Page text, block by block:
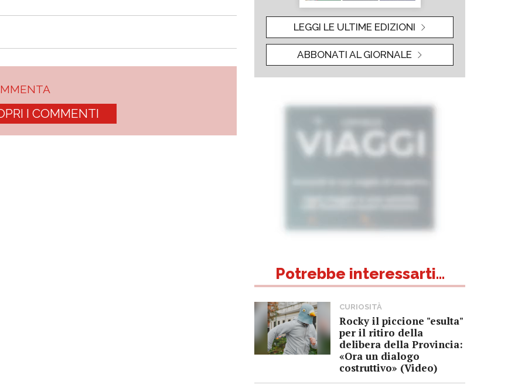
I COMMENTI
LEGGI LE ULTIME EDIZIONI
ABBONATI AL GIORNALE
Potrebbe interessarti...
CURIOSITÀ
Rocky il piccione "esulta"
per il ritiro della
delibera della Provincia:
«Ora un dialogo
costruttivo» (Video)